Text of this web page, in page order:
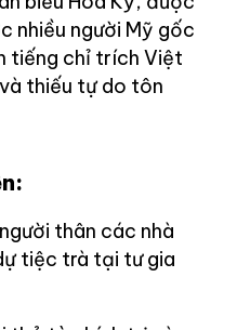
nhiều người Mỹ gốc
tiếng chỉ trích Việt
thiếu tự do tôn
thân các nhà
tiệc trà tại tư gia